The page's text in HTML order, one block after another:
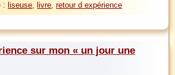
: liseuse, livre,retour d expérience
sur mon « un jour une